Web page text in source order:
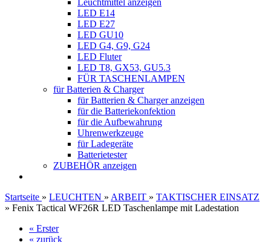
Leuchtmittel anzeigen
LED E14
LED E27
LED GU10
LED G4, G9, G24
LED Fluter
LED T8, GX53, GU5.3
FÜR TASCHENLAMPEN
für Batterien & Charger
für Batterien & Charger anzeigen
für die Batteriekonfektion
für die Aufbewahrung
Uhrenwerkzeuge
für Ladegeräte
Batterietester
ZUBEHÖR anzeigen
Startseite » LEUCHTEN » ARBEIT » TAKTISCHER EINSATZ
» Fenix Tactical WF26R LED Taschenlampe mit Ladestation
« Erster
« zurück